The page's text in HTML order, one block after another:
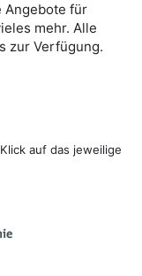
Angebote für
mehr. Alle
zur Verfügung.
auf das jeweilige